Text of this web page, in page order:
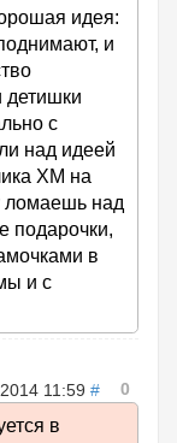
идея:
и
детишки
с
над идеей
ХМ на
ломаешь над
подарочки,
в
и с
11:59 # 0
в